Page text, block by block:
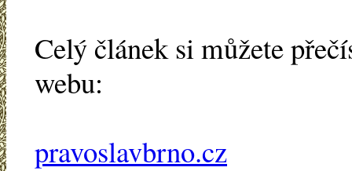
Celý článek si můžete
webu:
pravoslavbrno.cz